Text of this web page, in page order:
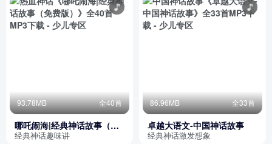
93.78MB 全40首
哪吒闹海|经典神话故事（免
费版）
经典神话趣味讲
86.96MB 全33首
卓越大语文-中国神话故事
经典神话激发想象